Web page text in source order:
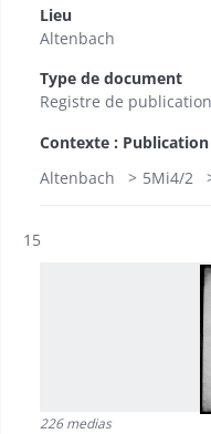
Lieu
Altenbach
Type de document
Registre de
Contexte :
Altenbach
5Mi4/2
Résultat n°
15
226 medias